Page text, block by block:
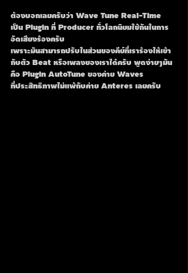
ต้องบอกเลยครับว่า Wave Tune Real-Time
เป็น Plugin ที่ Producer ทั่วโลกนิยมใช้กันในการ
อัดเสียงร้องครับ
เพราะมันสามารถปรับในส่วนของคีย์ที่เราร้องให้เข้า
กับตัว Beat หรือเพลงของเราได้ครับ พูดง่ายๆมัน
คือ Plugin AutoTune ของค่าย Waves
ที่ประสิทธิภาพไม่แพ้กับค่าย Anteres เลยครับ